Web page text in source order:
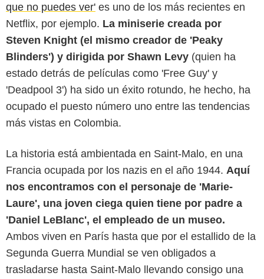
que no puedes ver' es uno de los más recientes en
Netflix, por ejemplo. La miniserie creada por
Steven Knight (el mismo creador de 'Peaky
Blinders') y dirigida por Shawn Levy (quien ha
estado detrás de películas como 'Free Guy' y
'Deadpool 3') ha sido un éxito rotundo, he hecho, ha
ocupado el puesto número uno entre las tendencias
más vistas en Colombia.
La historia está ambientada en Saint-Malo, en una
Francia ocupada por los nazis en el año 1944. Aquí
nos encontramos con el personaje de 'Marie-
Laure', una joven ciega quien tiene por padre a
'Daniel LeBlanc', el empleado de un museo.
Ambos viven en París hasta que por el estallido de la
Segunda Guerra Mundial se ven obligados a
trasladarse hasta Saint-Malo llevando consigo una
Netflix